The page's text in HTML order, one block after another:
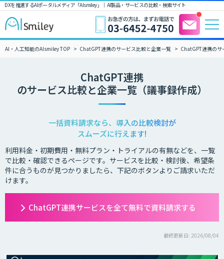
DXを推進するAIポータルメディア「AIsmiley」｜ AI製品・サービスの比較・検索サイト
AI・人工知能のAIsmiley TOP ChatGPT連携のサービス比較と企業一覧 ChatGPT連携のサ
ChatGPT連携
のサービス比較と企業一覧（議事録作成）
一括資料請求なら、導入の比較検討が
スムーズに行えます!
利用料金・初期費用・無料プラン・トライアルの有無などを、一覧
で比較・確認できるページです。サービスを比較・検討後、希望条
件に合うものが見つかりましたら、下記のボタンよりご請求いただ
けます。
ChatGPT連携サービスを全て無料で資料請求する
最終更新日: 2026/08/04